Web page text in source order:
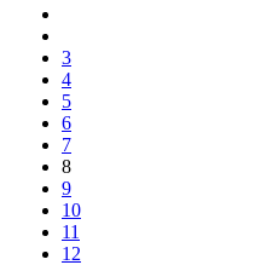
3
4
5
6
7
8
9
10
11
12